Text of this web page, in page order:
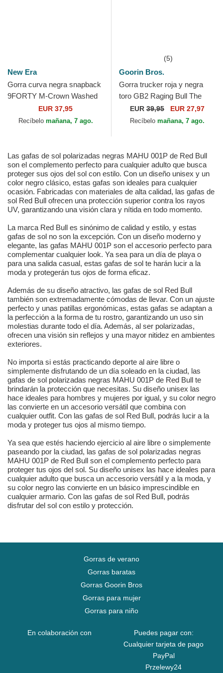
New Era
Gorra curva negra snapback
9FORTY M-Crown Washed
de Red Bull Racing Formula
1 de New Era
EUR 37,95
Recíbelo mañana, 7 ago.
(5)
Goorin Bros.
Gorra trucker roja y negra
toro GB2 Raging Bull The
Rocker The Farm de Goorin
Bros.
EUR 39,95 EUR 27,97
Recíbelo mañana, 7 ago.
Las gafas de sol polarizadas negras MAHU 001P de Red Bull
son el complemento perfecto para cualquier adulto que busca
proteger sus ojos del sol con estilo. Con un diseño unisex y un
color negro clásico, estas gafas son ideales para cualquier
ocasión. Fabricadas con materiales de alta calidad, las gafas de
sol Red Bull ofrecen una protección superior contra los rayos
UV, garantizando una visión clara y nítida en todo momento.
La marca Red Bull es sinónimo de calidad y estilo, y estas
gafas de sol no son la excepción. Con un diseño moderno y
elegante, las gafas MAHU 001P son el accesorio perfecto para
complementar cualquier look. Ya sea para un día de playa o
para una salida casual, estas gafas de sol te harán lucir a la
moda y protegerán tus ojos de forma eficaz.
Además de su diseño atractivo, las gafas de sol Red Bull
también son extremadamente cómodas de llevar. Con un ajuste
perfecto y unas patillas ergonómicas, estas gafas se adaptan a
la perfección a la forma de tu rostro, garantizando un uso sin
molestias durante todo el día. Además, al ser polarizadas,
ofrecen una visión sin reflejos y una mayor nitidez en ambientes
exteriores.
No importa si estás practicando deporte al aire libre o
simplemente disfrutando de un día soleado en la ciudad, las
gafas de sol polarizadas negras MAHU 001P de Red Bull te
brindarán la protección que necesitas. Su diseño unisex las
hace ideales para hombres y mujeres por igual, y su color negro
las convierte en un accesorio versátil que combina con
cualquier outfit. Con las gafas de sol Red Bull, podrás lucir a la
moda y proteger tus ojos al mismo tiempo.
Ya sea que estés haciendo ejercicio al aire libre o simplemente
paseando por la ciudad, las gafas de sol polarizadas negras
MAHU 001P de Red Bull son el complemento perfecto para
proteger tus ojos del sol. Su diseño unisex las hace ideales para
cualquier adulto que busca un accesorio versátil y a la moda, y
su color negro las convierte en un básico imprescindible en
cualquier armario. Con las gafas de sol Red Bull, podrás
disfrutar del sol con estilo y protección.
Gorras de verano
Gorras baratas
Gorras Goorin Bros
Gorras para mujer
Gorras para niño
En colaboración con
Puedes pagar con:
Cualquier tarjeta de pago
PayPal
Przelewy24